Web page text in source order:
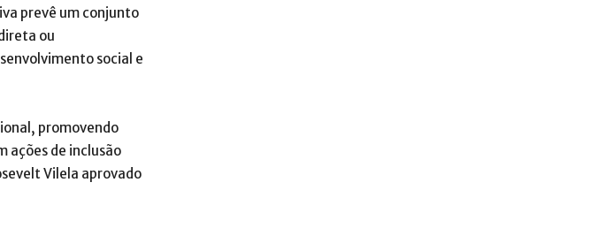
prevê um conjunto
ou
social e
promovendo
ações de inclusão
Vilela aprovado